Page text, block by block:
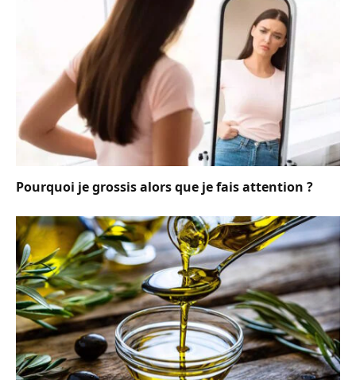
Pourquoi je grossis alors que je fais attention ?